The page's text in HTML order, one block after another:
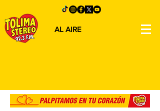
AL AIRE